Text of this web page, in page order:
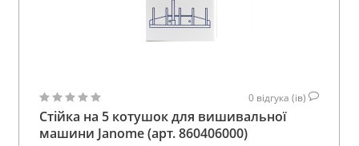
0 відгука (ів)
Стійка на 5 котушок для вишивальної
машини Janome (арт. 860406000)